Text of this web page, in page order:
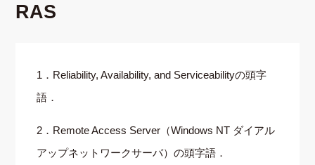
RAS
1．Reliability, Availability, and Serviceabilityの頭字
語．
2．Remote Access Server（Windows NT ダイアル
アップネットワークサーバ）の頭字語．